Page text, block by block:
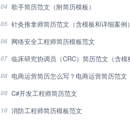
04 歌手简历范文（附简历模板）
05 针灸推拿师简历范文（含模板和详细案例）
06 网络安全工程师简历模板范文
07
08 电商运营简历怎么写？电商运营简历范文
09 C#开发工程师简历范文
10 消防工程师简历模板范文